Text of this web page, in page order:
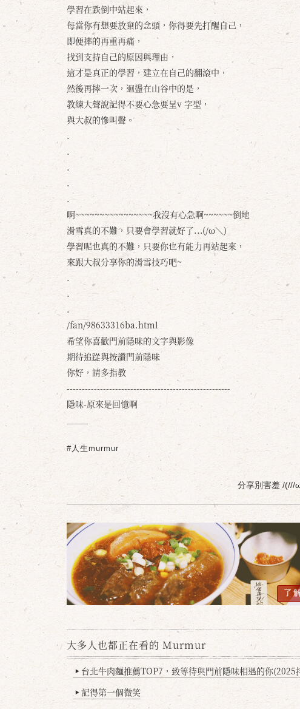
學習在跌倒中站起來，
每當你有想要放棄的念頭，你得要先打醒自己，
即便摔的再重再痛，
找到支持自己的原因與理由，
這才是真正的學習，建立在自己的翻滾中，
然後再摔一次，迴盪在山谷中的是，
教練大聲說記得不要心急要呈v 字型，
與大叔的慘叫聲。
.
.
.
.
.
啊~~~~~~~~~~~~~~~~我沒有心急啊~~~~~~倒地
滑雪真的不難，只要會學習就好了...(/ω＼)
學習呢也真的不難，只要你也有能力再站起來，
來跟大叔分享你的滑雪技巧吧~
.
.
.
/fan/98633316ba.html
希望你喜歡門前隱味的文字與影像
期待追踨與按讚門前隱味
你好，請多指教
------------------------------------------------------
隱味-原來是回憶啊
#人生murmur
分享別害羞 /(///
了
大多人也都正在看的 Murmur
▶ 台北牛肉麵推薦TOP7，致等待與門前隱味相遇的你(2025
▶ 記得第一個微笑